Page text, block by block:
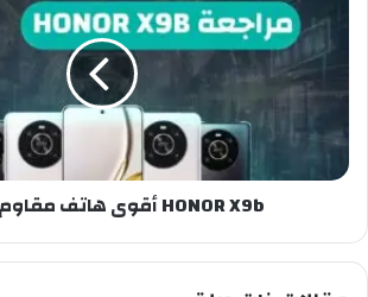
HONOR X9b أقوى هاتف مقاوم للكسر